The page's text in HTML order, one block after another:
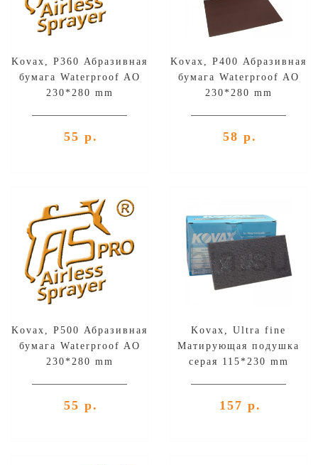
Kovax, P360 Абразивная
бумага Waterproof AO
230*280 mm
55 р.
Kovax, P400 Абразивная
бумага Waterproof AO
230*280 mm
58 р.
Kovax, P500 Абразивная
бумага Waterproof AO
230*280 mm
55 р.
Kovax, Ultra fine
Матирующая подушка
серая 115*230 mm
157 р.